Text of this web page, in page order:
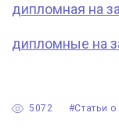
дипломная на
дипломные на
#Статьи
5072